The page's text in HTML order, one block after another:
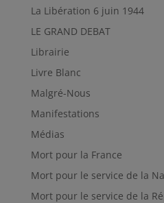
La Libération 6 juin 1944
LE GRAND DEBAT
Librairie
Livre Blanc
Malgré-Nous
Manifestations
Médias
Mort pour la France
Mort pour le service de la
Mort pour le service de la